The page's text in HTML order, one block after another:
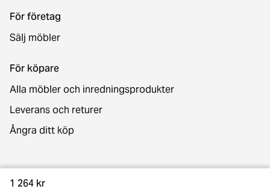
1 264 kr
För företag
Sälj möbler
För köpare
Alla möbler och inredningsprodukter
Leverans och returer
Ångra ditt köp
Kontakt